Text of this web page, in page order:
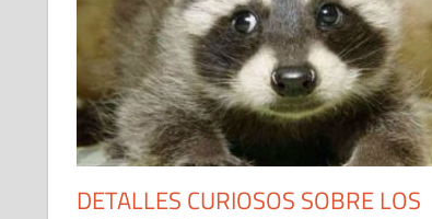
DETALLES CURIOSOS SOBRE LOS